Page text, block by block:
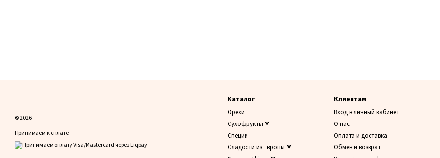
© 2026
Принимаем к оплате
Каталог
Орехи
Сухофрукты ⮟
Специи
Сладости из Европы ⮟
Клиентам
Вход в личный кабинет
О нас
Оплата и доставка
Обмен и возврат